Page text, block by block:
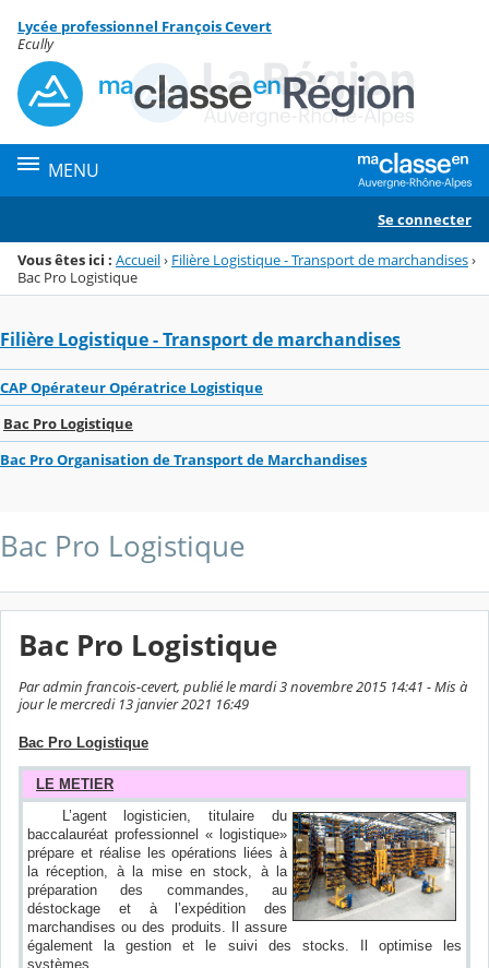
Menu de la rubrique
Contenu
Lycée professionnel François Cevert
Ecully
MENU
Se connecter
Vous êtes ici : Accueil› Filière Logistique - Transport de marchandises›
Bac Pro Logistique
Filière Logistique - Transport de marchandises
CAP Opérateur Opératrice Logistique
Bac Pro Logistique
Bac Pro Organisation de Transport de Marchandises
Bac Pro Logistique
Bac Pro Logistique
Par admin francois-cevert, publié le mardi 3 novembre 2015 14:41 - Mis à
jour le mercredi 13 janvier 2021 16:49
Bac Pro Logistique
LE METIER
L’agent logisticien, titulaire du
baccalauréat professionnel « logistique»
prépare et réalise les opérations liées à
la réception, à la mise en stock, à la
préparation des commandes, au
déstockage et à l’expédition des
marchandises ou des produits. Il assure
également la gestion et le suivi des stocks. Il optimise les
systèmes.